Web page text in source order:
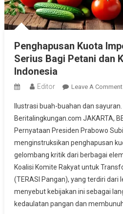
Penghapusan Kuota
Serius Bagi Petani dan
Indonesia
Editor Leave A Comment
Ilustrasi buah-buahan dan sayuran.
Beritalingkungan.com JAKARTA,
Pernyataan Presiden Prabowo
menginstruksikan penghapusan
gelombang kritik dari berbagai
Koalisi Komite Rakyat untuk
(TERASI Pangan), yang terdiri dari
menyebut kebijakan ini sebagai
kedaulatan pangan dan